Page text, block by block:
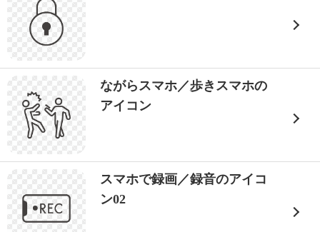
ながらスマホ／歩きスマホの
アイコン
スマホで録画／録音のアイコ
ン02